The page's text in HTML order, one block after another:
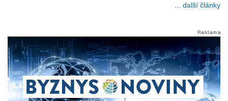
... další články